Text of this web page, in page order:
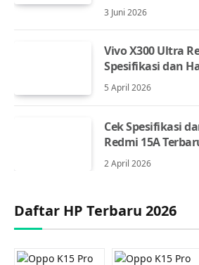
3 Juni 2026
Vivo X300 Ultra
Spesifikasi dan
5 April 2026
Cek Spesifikasi
Redmi 15A
2 April 2026
Daftar HP Terbaru 2026